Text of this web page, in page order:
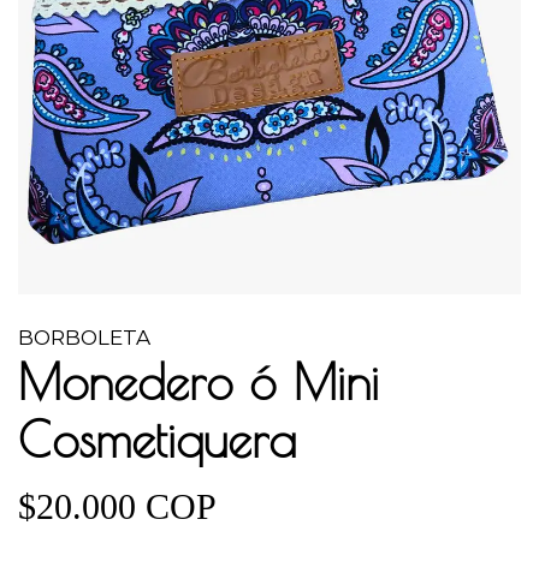
BORBOLETA
Monedero ó Mini
Cosmetiquera
$20.000 COP